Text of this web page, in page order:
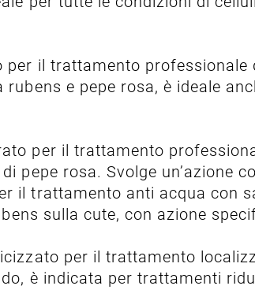
per il trattamento professionale
e pepe rosa, è ideale
per il trattamento
pepe rosa. Svolge un’azione
il trattamento anti acqua con
sulla cute, con azione
per il trattamento
è indicata per trattamenti